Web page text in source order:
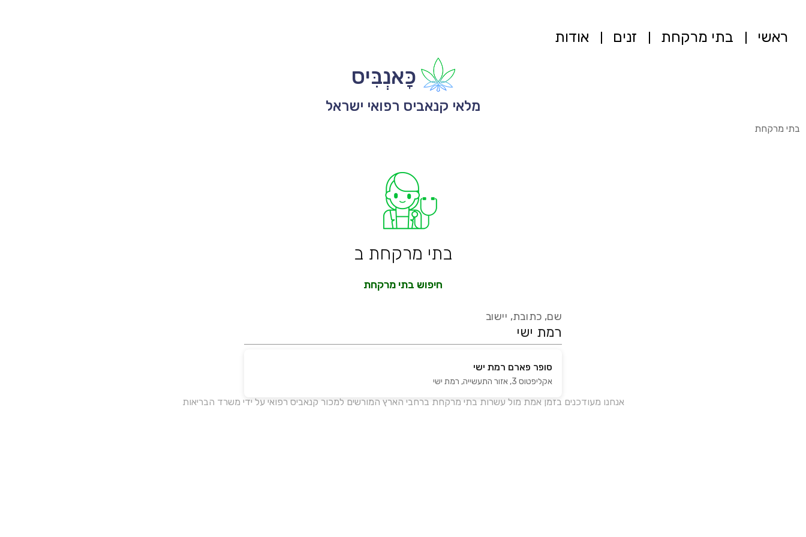
ראשי בתי מרקחת זנים אודות
כָּאנְבִּיס
מלאי קנאביס רפואי ישראל
בתי מרקחת
בתי מרקחת ב
חיפוש בתי מרקחת
שם, כתובת, יישוב
עידכון אחרון:
אנחנו מעודכנים בזמן אמת מול עשרות בתי מרקחת ברחבי הארץ המורשים למכור קנאביס רפואי על ידי משרד הבריאות
סופר פארם רמת ישי
אקליפטוס 3, אזור התעשייה , רמת ישי